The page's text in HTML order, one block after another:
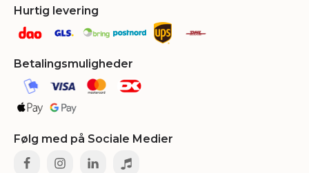
Hurtig levering
Betalingsmuligheder
Følg med på Sociale Medier